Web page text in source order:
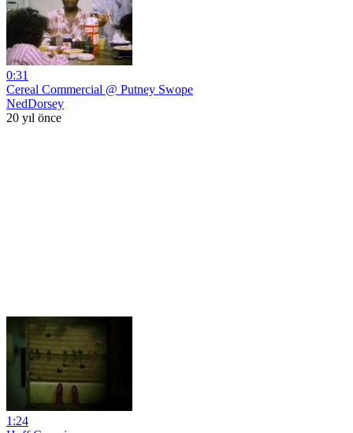
0:31
Cereal Commercial @ Putney Swope
NedDorsey
20 yıl önce
1:24